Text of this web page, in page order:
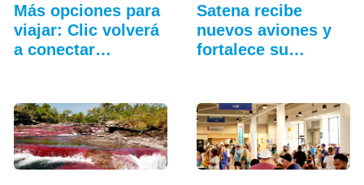
Más opciones para
viajar: Clic volverá
a conectar…
Satena recibe
nuevos aviones y
fortalece su